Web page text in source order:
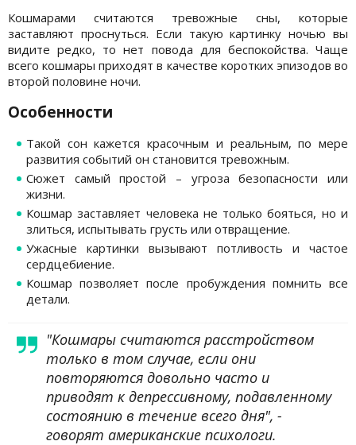
Кошмарами считаются тревожные сны, которые
заставляют проснуться. Если такую картинку ночью вы
видите редко, то нет повода для беспокойства. Чаще
всего кошмары приходят в качестве коротких эпизодов во
второй половине ночи.
Особенности
Такой сон кажется красочным и реальным, по мере
развития событий он становится тревожным.
Сюжет самый простой – угроза безопасности или
жизни.
Кошмар заставляет человека не только бояться, но и
злиться, испытывать грусть или отвращение.
Ужасные картинки вызывают потливость и частое
сердцебиение.
Кошмар позволяет после пробуждения помнить все
детали.
"Кошмары считаются расстройством
только в том случае, если они
повторяются довольно часто и
приводят к депрессивному, подавленному
состоянию в течение всего дня", -
говорят американские психологи.